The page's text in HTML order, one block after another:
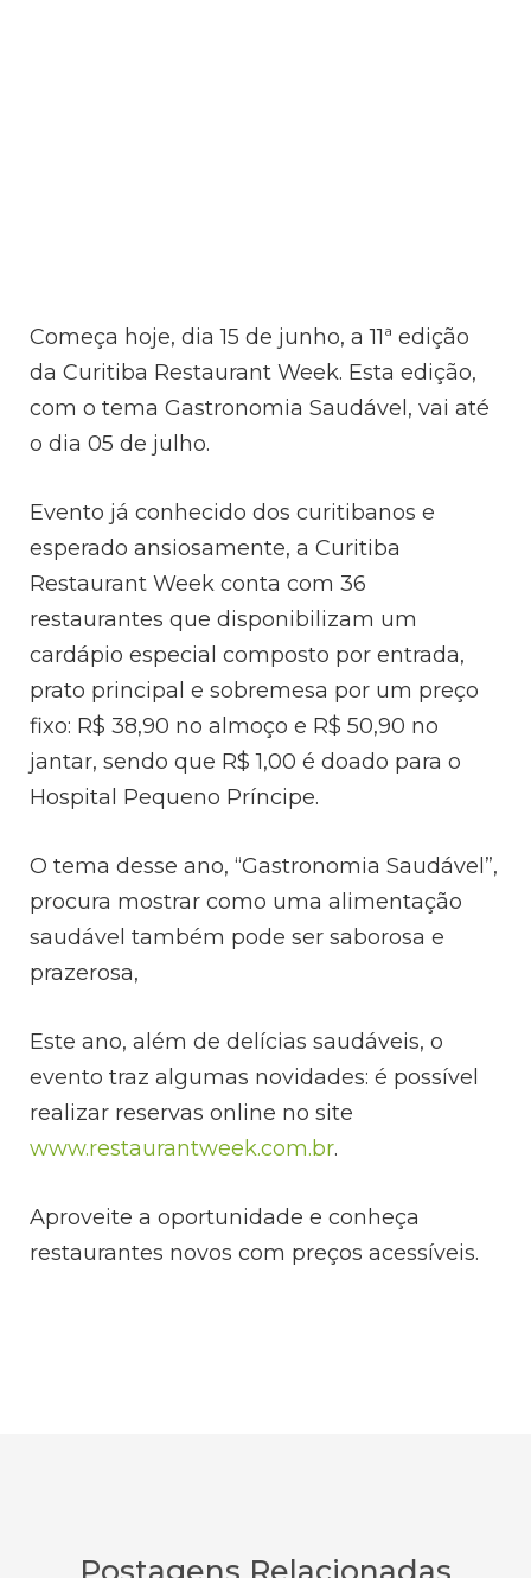
Começa hoje, dia 15 de junho, a 11ª edição
da Curitiba Restaurant Week. Esta edição,
com o tema Gastronomia Saudável, vai até
o dia 05 de julho.
Evento já conhecido dos curitibanos e
esperado ansiosamente, a Curitiba
Restaurant Week conta com 36
restaurantes que disponibilizam um
cardápio especial composto por entrada,
prato principal e sobremesa por um preço
fixo: R$ 38,90 no almoço e R$ 50,90 no
jantar, sendo que R$ 1,00 é doado para o
Hospital Pequeno Príncipe.
O tema desse ano, “Gastronomia Saudável”,
procura mostrar como uma alimentação
saudável também pode ser saborosa e
prazerosa,
Este ano, além de delícias saudáveis, o
evento traz algumas novidades: é possível
realizar reservas online no site
www.restaurantweek.com.br.
Aproveite a oportunidade e conheça
restaurantes novos com preços acessíveis.
Postagens Relacionadas